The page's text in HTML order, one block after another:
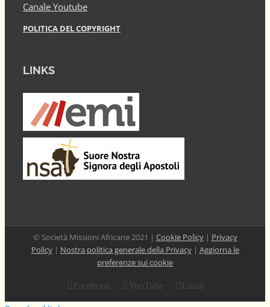
Canale Youtube
POLITICA DEL COPYRIGHT
LINKS
© Società Missioni Africane 2021 | Cookie Policy| Privacy
Policy| Nostra politica generale della Privacy| Aggiorna le
preferenze sui cookie
Facebook YouTube Email